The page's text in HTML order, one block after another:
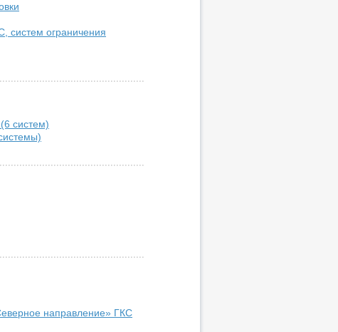
систем ограничения
систем)
направление» ГКС